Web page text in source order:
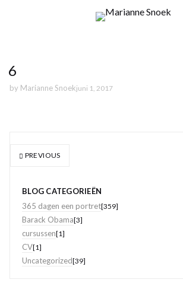
6
by Marianne Snoekjuni 1, 2017
PREVIOUS
BLOG CATEGORIEËN
365 dagen een portret[359]
Barack Obama[3]
cursussen[1]
CV[1]
Uncategorized[39]